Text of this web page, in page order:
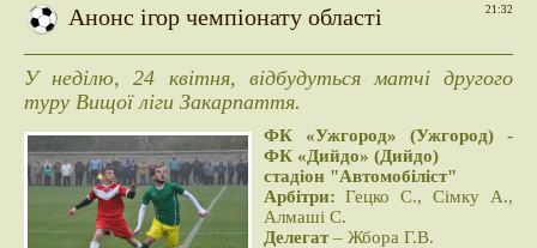
21:32
Анонс ігор чемпіонату області
У неділю, 24 квітня, відбудуться матчі другого
туру Вищої ліги Закарпаття.
ФК «Ужгород» (Ужгород) -
ФК «Дийдо» (Дийдо)
стадіон "Автомобіліст"
Арбітри: Гецко С., Сімку А.,
Алмаші С.
Делегат– Жбора Г.В.